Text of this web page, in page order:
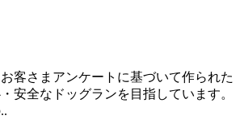
客さまアンケートに基づいて作られた
安全なドッグランを目指しています。